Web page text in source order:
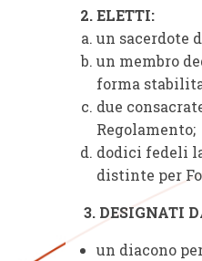
2. ELETTI:
un sacerdote
un membro
forma
due
Regolamento;
dodici fedeli
distinte per
3. DESIGNATI
un diacono